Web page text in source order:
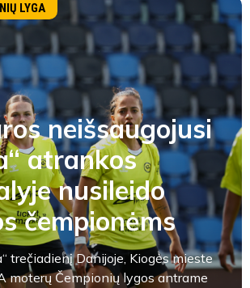
LYGA
neišsaugojusi
atrankos
nusileido
čempionėms
trečiadienį Danijoje, Kiogės mieste
moterų Čempionių lygos antrame